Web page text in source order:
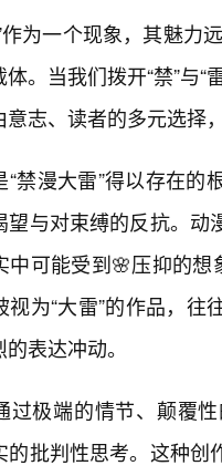
作为一个现象，其魅力
。当我们拨开“禁”与
志、读者的多元选择
“禁漫大雷”得以存在
望与对束缚的反抗。
中可能受到🌸压抑的
视为“大雷”的作品，
表达冲动。
过极端的情节、颠覆
的批判性思考。这种